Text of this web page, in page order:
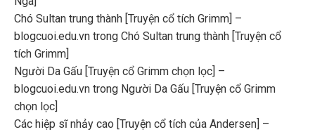
Chó Sultan trung thành [Truyện cổ tích Grimm] –
blogcuoi.edu.vn trong Chó Sultan trung thành [Truyện cổ
tích Grimm]
Người Da Gấu [Truyện cổ Grimm chọn lọc] –
blogcuoi.edu.vn trong Người Da Gấu [Truyện cổ Grimm
chọn lọc]
Các hiệp sĩ nhảy cao [Truyện cổ tích của Andersen] –